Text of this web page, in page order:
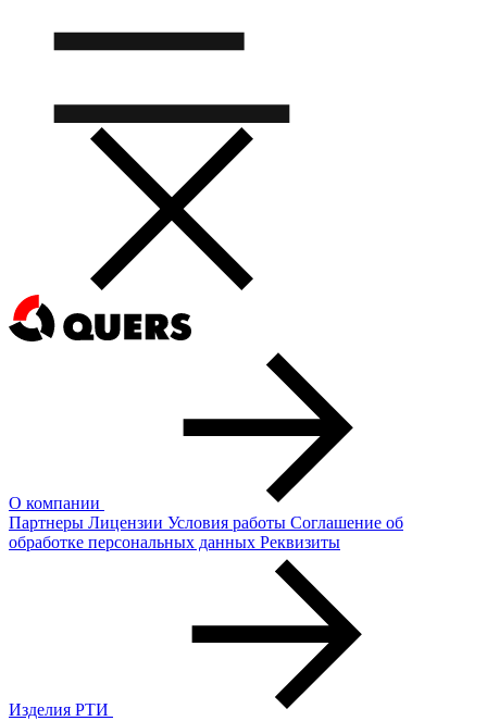
О компании
Партнеры Лицензии Условия работы Соглашение об
обработке персональных данных Реквизиты
Изделия РТИ